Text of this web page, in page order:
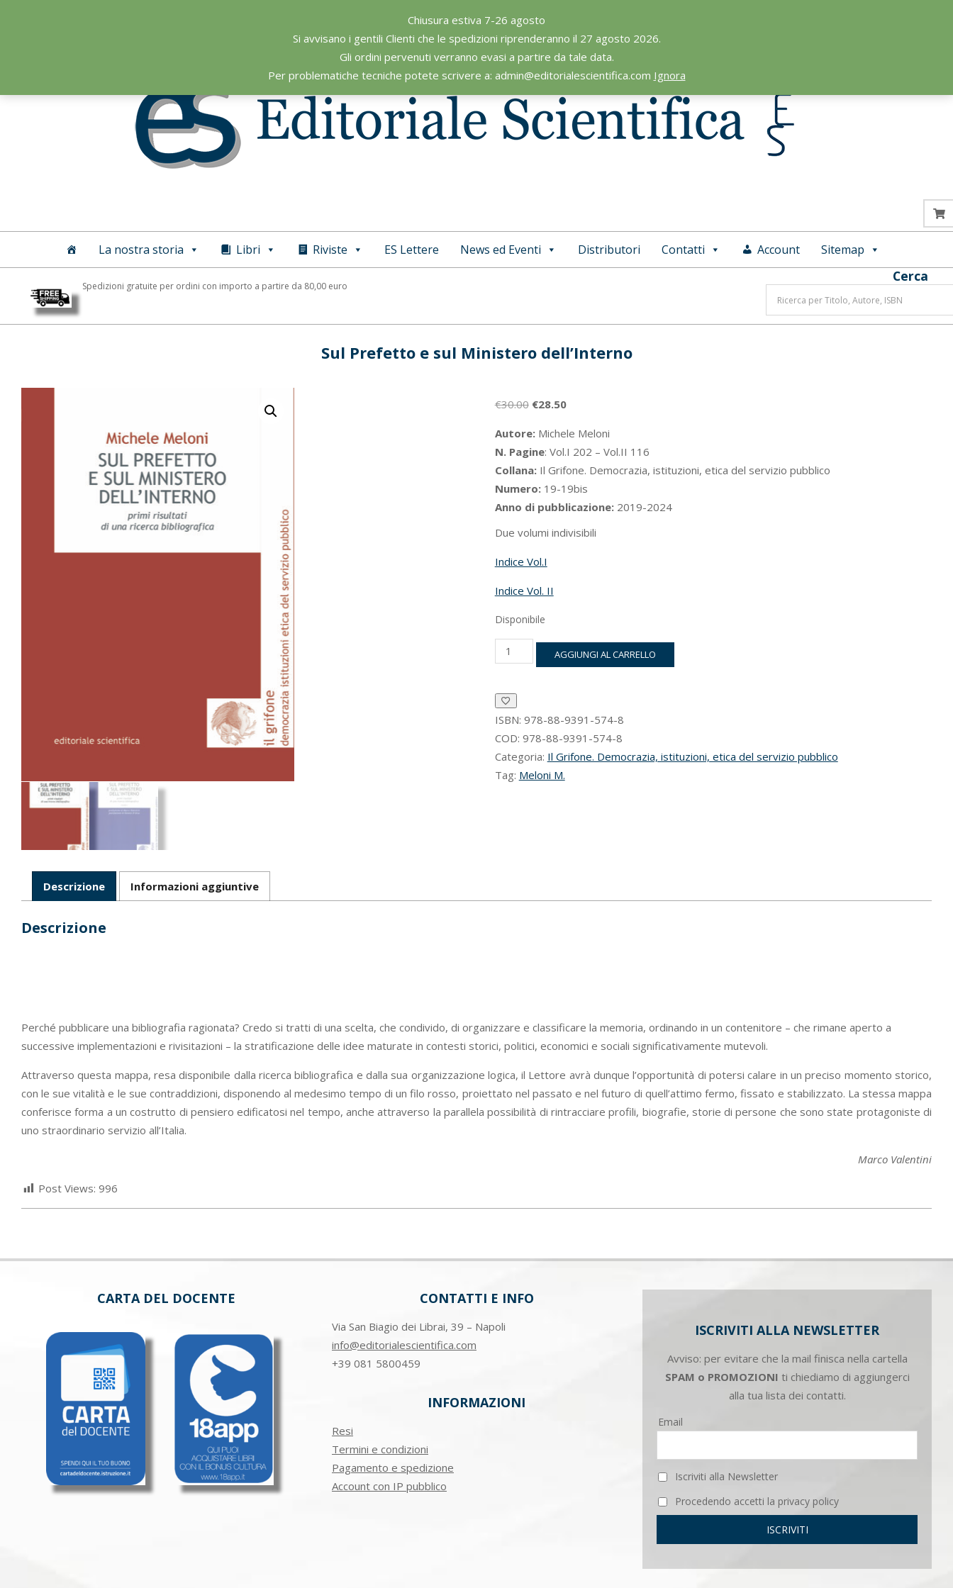
Chiusura estiva 7-26 agosto
Si avvisano i gentili Clienti che le spedizioni riprenderanno il 27 agosto 2026.
Gli ordini pervenuti verranno evasi a partire da tale data.
Per problematiche tecniche potete scrivere a: admin@editorialescientifica.com Ignora
Editoriale
Scientifica
Primary
La nostra storia Libri Riviste ES Lettere News ed Eventi Distributori Contatti Account Sitemap
Spedizioni gratuite per ordini con importo a partire da 80,00 euro
Cerca
Sul Prefetto e sul Ministero dell’Interno
€30.00 Il
originale
era:
€30.00.
€28.50Il
attuale
è:
€28.50.
Autore:Michele Meloni
N. Pagine: Vol.I 202 – Vol.II 116
Collana:Il Grifone. Democrazia, istituzioni, etica del servizio pubblico
Numero:19-19bis
Anno di pubblicazione:2019-2024
Due volumi indivisibili
Indice Vol.I
Indice Vol. II
Disponibile
Sul
Prefetto
Ministero
dell’Interno
quantità
AGGIUNGI AL CARRELLO
ISBN: 978-88-9391-574-8
COD: 978-88-9391-574-8
Categoria: Il Grifone. Democrazia, istituzioni, etica del servizio pubblico
Tag: Meloni M.
Descrizione Informazioni aggiuntive
Descrizione
Perché pubblicare una bibliografia ragionata? Credo si tratti di una scelta, che condivido, di organizzare e classificare la memoria, ordinando in un contenitore – che rimane aperto a
successive implementazioni e rivisitazioni – la stratificazione delle idee maturate in contesti storici, politici, economici e sociali significativamente mutevoli.
Attraverso questa mappa, resa disponibile dalla ricerca bibliografica e dalla sua organizzazione logica, il Lettore avrà dunque l’opportunità di potersi calare in un preciso momento storico,
con le sue vitalità e le sue contraddizioni, disponendo al medesimo tempo di un filo rosso, proiettato nel passato e nel futuro di quell’attimo fermo, fissato e stabilizzato. La stessa mappa
conferisce forma a un costrutto di pensiero edificatosi nel tempo, anche attraverso la parallela possibilità di rintracciare profili, biografie, storie di persone che sono state protagoniste di
uno straordinario servizio all’Italia.
Marco Valentini
Post Views: 996
CARTA DEL DOCENTE CONTATTI E INFO
Via San Biagio dei Librai, 39 – Napoli
info@editorialescientifica.com
+39 081 5800459
INFORMAZIONI
Resi
Termini e condizioni
Pagamento e spedizione
Account con IP pubblico
ISCRIVITI ALLA NEWSLETTER
Avviso: per evitare che la mail finisca nella cartella
SPAM o PROMOZIONI ti chiediamo di aggiungerci
alla tua lista dei contatti.
Email
Iscriviti alla Newsletter
Procedendo accetti la privacy policy